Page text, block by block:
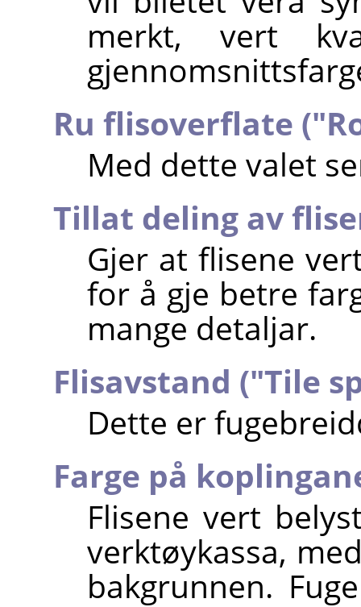
merkt, vert
Ru flisoverflate
Med dette valet
Tillat deling av
Gjer at flisene
for å gje betre
mange detaljar.
Flisavstand ("Tile
Dette er
Farge på
Flisene vert
verktøykassa,
bakgrunnen.